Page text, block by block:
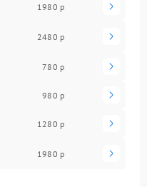
1980 р
2480 р
780 р
980 р
1280 р
1980 р